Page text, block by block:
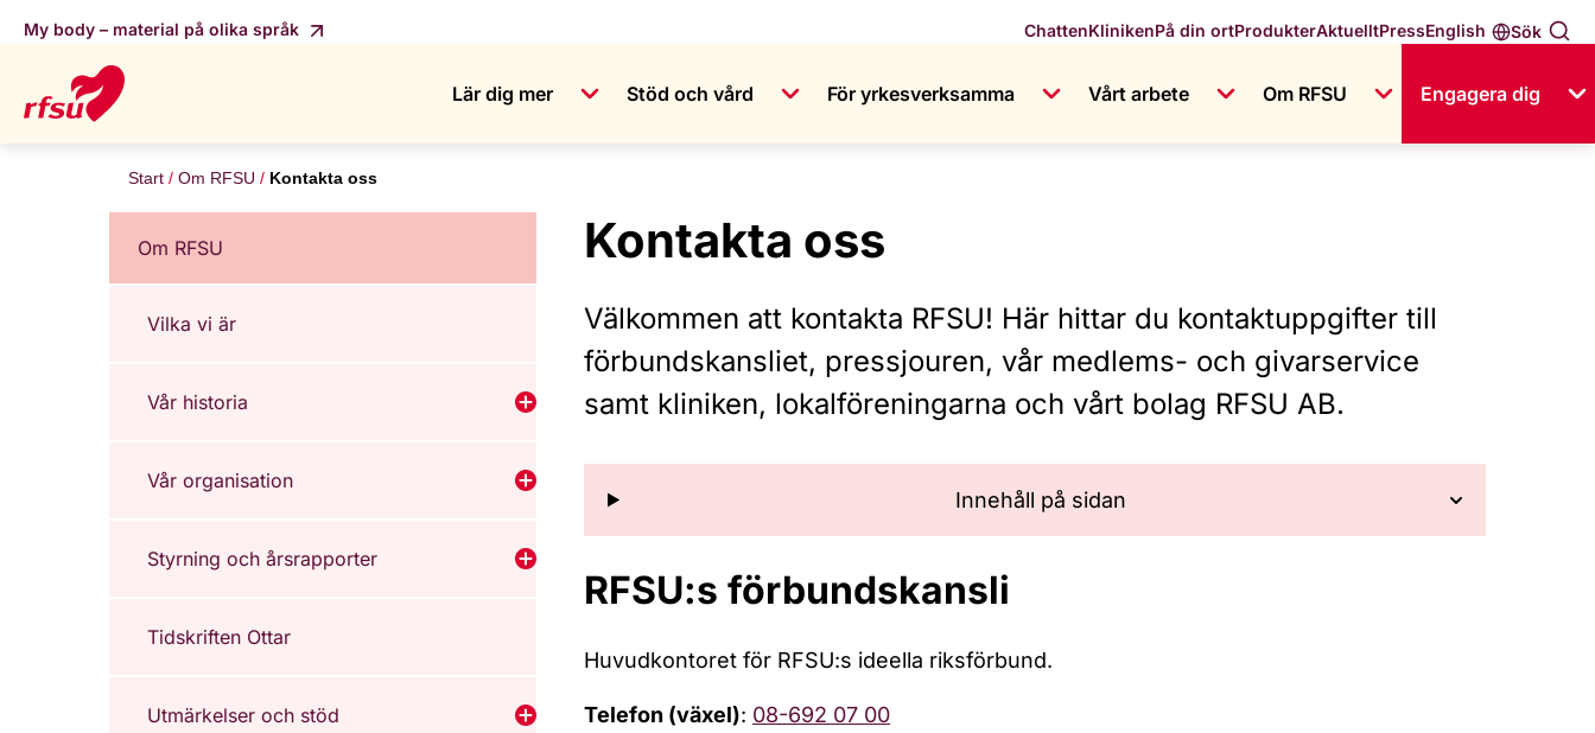
My body – material på olika språk Sök
English
ChattenKlinikenPå din ortProdukterAktuelltPress
Lär dig mer Stöd och vård För yrkesverksamma Vårt arbete Om RFSU Engagera dig
Start Om RFSU Kontakta oss
Om RFSU
Vilka vi är
Vår historia Visa undermeny för Vår historia
Vår organisation Visa undermeny för Vår organisation
Styrning och årsrapporter Visa undermeny för Styrning och årsrapporter
Tidskriften Ottar
Utmärkelser och stöd Visa undermeny för Utmärkelser och stöd
Kontakta oss
Välkommen att kontakta RFSU! Här hittar du kontaktuppgifter till
förbundskansliet, pressjouren, vår medlems- och givarservice
samt kliniken, lokalföreningarna och vårt bolag RFSU AB.
Innehåll på sidan
RFSU:s förbundskansli
Huvudkontoret för RFSU:s ideella riksförbund.
Telefon (växel): 08-692 07 00